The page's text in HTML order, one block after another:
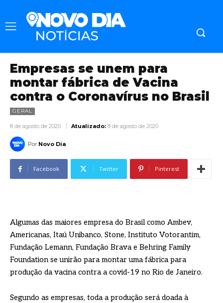
Empresas se unem para
montar fábrica de Vacina
contra o Coronavírus no Brasil
GERAL
8 de agosto de 2020 Atualizado: 8 de agosto de 2020
Por Novo Dia
Facebook Twitter Pinterest
Algumas das maiores empresa do Brasil como Ambev,
Americanas, Itaú Unibanco, Stone, Instituto Votorantim,
Fundação Lemann, Fundação Brava e Behring Family
Foundation se unirão para montar uma fábrica para
produção da vacina contra a covid-19 no Rio de Janeiro.
Segundo as empresas, toda a produção será doada à